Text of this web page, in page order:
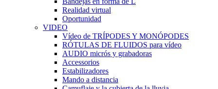
Realidad virtual
Oportunidad
VIDEO
Vídeo de TRÍPODES Y MONÓPODES
RÓTULAS DE FLUIDOS para vídeo
AUDIO micrós y grabadoras
Accessorios
Estabilizadores
Mando a distancia